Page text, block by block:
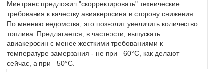
Минтранс предложил "скорректировать" технические
требования к качеству авиакеросина в сторону снижения.
По мнению ведомства, это позволит увеличить количество
топлива. Предлагается, в частности, выпускать
авиакеросин с менее жесткими требованиями к
температуре замерзания - не при –60°C, как делают
сейчас, а при –50°C.